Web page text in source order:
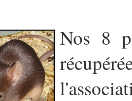
Nos 8